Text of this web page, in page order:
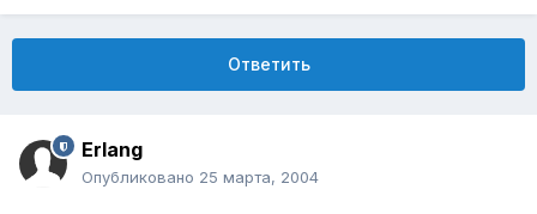
Ответить
Erlang
Опубликовано 25 марта, 2004